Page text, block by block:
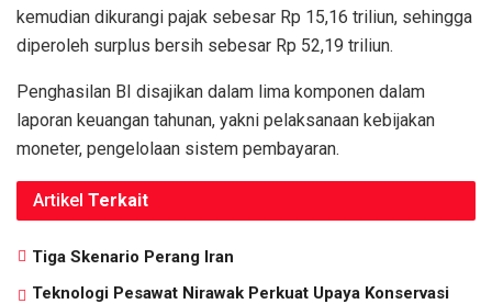
kemudian dikurangi pajak sebesar Rp 15,16 triliun, sehingga
diperoleh surplus bersih sebesar Rp 52,19 triliun.
Penghasilan BI disajikan dalam lima komponen dalam
laporan keuangan tahunan, yakni pelaksanaan kebijakan
moneter, pengelolaan sistem pembayaran.
Artikel Terkait
Tiga Skenario Perang Iran
Teknologi Pesawat Nirawak Perkuat Upaya Konservasi